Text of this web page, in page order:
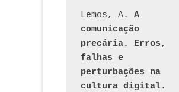
Lemos, A. A
comunicação
precária. Erros,
falhas e
perturbações na
cultura digital.